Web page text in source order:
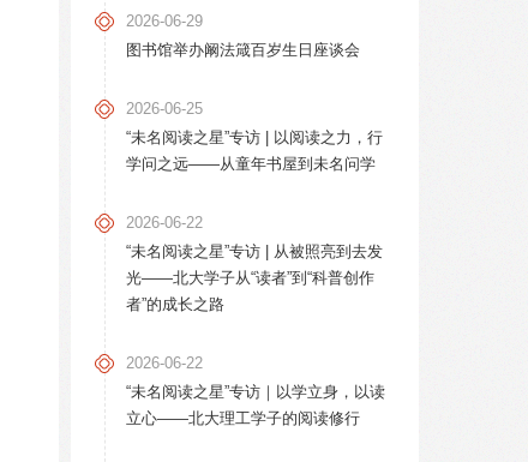
2026-06-29
图书馆举办阚法箴百岁生日座谈会
2026-06-25
“未名阅读之星”专访 | 以阅读之力，行
学问之远——从童年书屋到未名问学
2026-06-22
“未名阅读之星”专访 | 从被照亮到去发
光——北大学子从“读者”到“科普创作
者”的成长之路
2026-06-22
“未名阅读之星”专访｜以学立身，以读
立心——北大理工学子的阅读修行